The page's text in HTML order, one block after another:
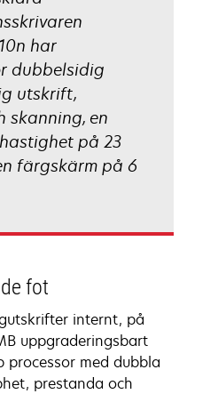
har
dubbelsidig
utskrift,
skanning, en
på 23
färgskärm på 6
fot
internt, på
uppgraderingsbart
processor med dubbla
prestanda och